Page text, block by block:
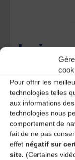
Pour offrir les
technologies telles
aux informations
technologies nous
comportement de
fait de ne pas
effet négatif sur
site. (Certaines
Votre adresse e-
obligatoires sont